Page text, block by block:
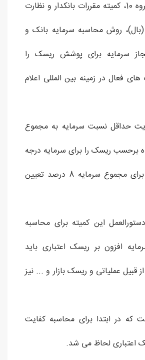
کشورهای عضو گروه 10، کمیته مقررات بانکدار و نظارت
(بال)، روش محاسبه سرمایه بانک و
سرمایه برای پوشش ریسک را
فعال در زمینه بین المللی اعلام
حداقل نسبت سرمایه به مجموع
برحسب ریسک را برای سرمایه درجه
یک، 4 درصد و برای مجموع سرمایه 8 درصد تعیین
این کمیته برای محاسبه
افزون بر ریسک اعتباری باید
قبیل عملیاتی و ریسک بازار و ... نیز
که در ابتدا برای محاسبه کفایت
اعتباری لحاظ می شد.